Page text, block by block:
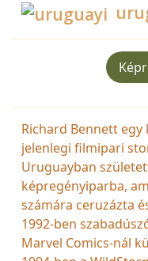
Richard Bennett
jelenlegi filmipari
Uruguayban
képregényiparba,
számára ceruzázta
1992-ben
Marvel Comics-nál